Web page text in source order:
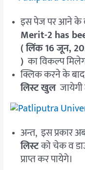
इस पेज पर आने के
Merit-2 has
( लिंक 16 जून,
) का विकल्प
क्लिक करने के
लिस्ट खुल जायेगी
अन्त, इस प्रकार
लिस्टको चेक व
प्राप्त कर पायेगे।